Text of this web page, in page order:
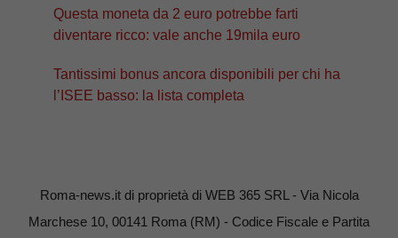
Questa moneta da 2 euro potrebbe farti
diventare ricco: vale anche 19mila euro
Tantissimi bonus ancora disponibili per chi ha
l’ISEE basso: la lista completa
Roma-news.it di proprietà di WEB 365 SRL - Via Nicola
Marchese 10, 00141 Roma (RM) - Codice Fiscale e Partita